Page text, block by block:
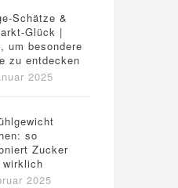
Schätze &
Glück |
um besondere
zu entdecken
2025
so
Zucker
wirklich
2025